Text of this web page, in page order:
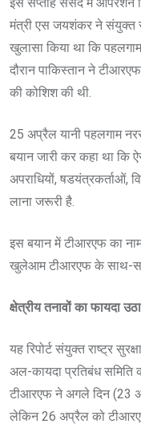
मंत्री एस जयशंकर ने संयुक्त
खुलासा किया था कि
दौरान पाकिस्तान ने
की कोशिश की थी.
25 अप्रैल यानी पहलगाम
बयान जारी कर कहा था कि
अपराधियों, षडयंत्रकर्ताओं,
लाना जरूरी है.
इस बयान में टीआरएफ का
खुलेआम टीआरएफ के साथ-
क्षेत्रीय तनावों का फायदा
यह रिपोर्ट संयुक्त राष्ट्र
अल-कायदा प्रतिबंध समिति
टीआरएफ ने अगले दिन (23
लेकिन 26 अप्रैल को